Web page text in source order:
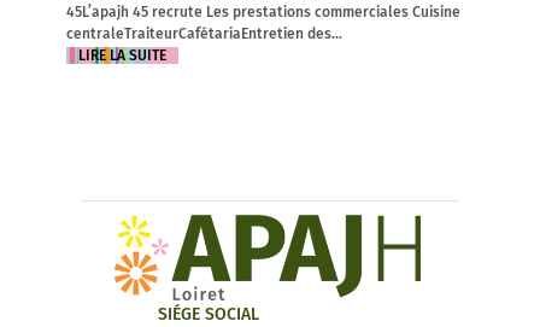
45L’apajh 45 recrute Les prestations commerciales Cuisine
centraleTraiteurCafétariaEntretien des...
LIRE LA SUITE
SIÉGE SOCIAL